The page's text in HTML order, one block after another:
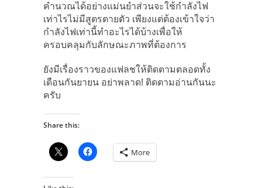
คำนวณได้อย่างแม่นยำส่วนจะใช้กำลังไฟ
เท่าไรไม่มีสูตรตายตัว เพียงแต่ต้องเข้าใจว่า
กำลังไฟเท่านี้ทำอะไรได้บ้างเพื่อให้
ครอบคลุมกับลักษณะภาพที่ต้องการ
ยังมีเรื่องราวของแฟลชให้ติดตามตลอดทั้ง
เดือนกันยายน อย่าพลาด! ติดตามอ่านกันนะ
ครับ
Share this:
More